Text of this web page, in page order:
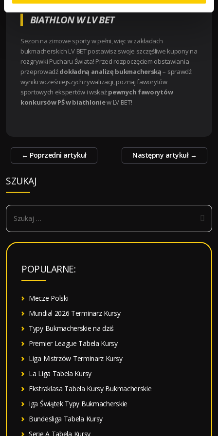
BIATHLON W LV BET
Sezon na zimowe sporty w pełni, więc w zakładach
bukmacherskich LV BET postawisz swoje szczęśliwe kupony na
rozgrywki Pucharu Świata! Przed rozpoczęciem obstawiania
przeprowadźdokładną analizę bukmacherską– sprawdź
wyniki wcześniejszych rywalizacji, poznaj faworytów
sportowych ekspertów i wskażpewnych faworytów
konkursów PŚ w biathloniew LV BET!
Zobacz
← Poprzedni artykuł Następny artykuł →
SZUKAJ
S
k
POPULARNE:
Mecze Polski
Mundial 2026 Terminarz Kursy
Typy Bukmacherskie na dziś
Premier League Tabela Kursy
Liga Mistrzów Terminarz Kursy
La Liga Tabela Kursy
Ekstraklasa Tabela Kursy Bukmacherskie
Iga Świątek Typy Bukmacherskie
Bundesliga Tabela Kursy
Serie A Tabela Kursy